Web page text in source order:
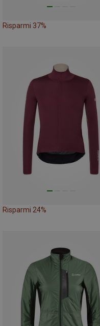
Risparmi 37%
Risparmi 24%